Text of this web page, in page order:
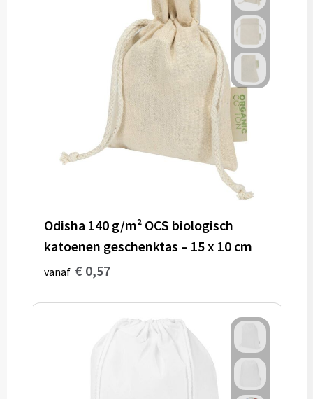
Odisha 140 g/m² OCS biologisch
katoenen geschenktas – 15 x 10 cm
vanaf € 0,57